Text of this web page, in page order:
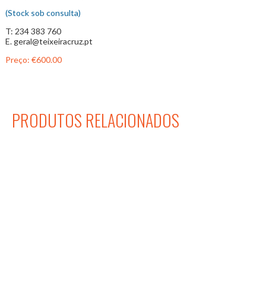
(Stock sob consulta)
T: 234 383 760
E. geral@teixeiracruz.pt
Preço: €600.00
PRODUTOS RELACIONADOS